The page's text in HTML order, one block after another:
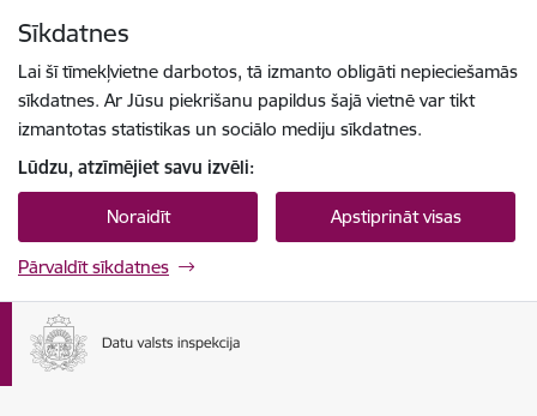
Sīkdatnes
Lai šī tīmekļvietne darbotos, tā izmanto obligāti nepieciešamās
sīkdatnes. Ar Jūsu piekrišanu papildus šajā vietnē var tikt
izmantotas statistikas un sociālo mediju sīkdatnes.
Lūdzu, atzīmējiet savu izvēli:
Noraidīt Apstiprināt visas
Pārvaldīt sīkdatnes